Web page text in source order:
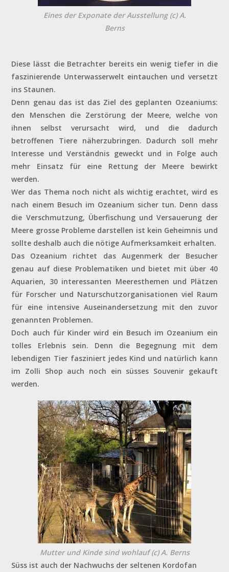
Eines der Exponate der Ausstellung (c) A.
Berns
Diese lässt die Betrachter bereits ein wenig tiefer in die
faszinierende Unterwasserwelt eintauchen und versetzt
ins Staunen.
Denn genau das ist das Ziel des geplanten Ozeaniums:
den Menschen die Zerstörung der Meere, welche von
ihnen selbst verursacht wird, und die dadurch
betroffenen Tiere näherzubringen. Dadurch soll mehr
Interesse und Verständnis geweckt und in Folge auch
mehr Einsatz für eine Rettung der Meere bewirkt
werden.
Wer das Thema noch nicht als wichtig erachtet, wird es
nach einem Besuch im Ozeanium sicher tun. Denn dass
die Verschmutzung, Überfischung und Versauerung der
Meere grosse Probleme darstellen ist kein Geheimnis und
sollte deshalb auch die nötige Aufmerksamkeit erhalten.
Das Ozeanium richtet das Augenmerk der Besucher
genau auf diese Problematiken und bietet mit über 40
Aquarien, 30 interessanten Meeresthemen und Plätzen
für Forscher und Naturschutzorganisationen viel Raum
für eine intensive Auseinandersetzung mit den zuvor
genannten Problemen.
Doch auch für Kinder wird ein Besuch im Ozeanium ein
tolles Erlebnis sein. Denn die Begegnung mit dem
lebendigen Tier fasziniert jedes Kind und natürlich kann
im Zolli Shop auch noch ein süsses Souvenir gekauft
werden.
Mutter und Kinde sind wohlauf (c) A. Berns
Süss ist auch der Nachwuchs der seltenen Kordofan